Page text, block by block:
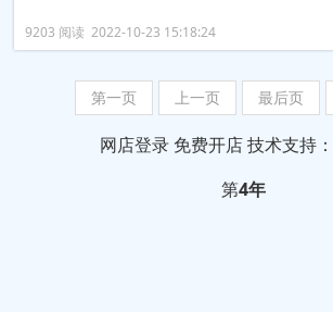
9203 阅读 2022-10-23 15:18:24
第一页 上一页 最后页
网店登录 免费开店技术支持
第4年